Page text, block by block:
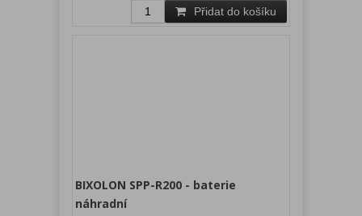
Přidat do košíku
BIXOLON SPP-R200 - baterie
náhradní